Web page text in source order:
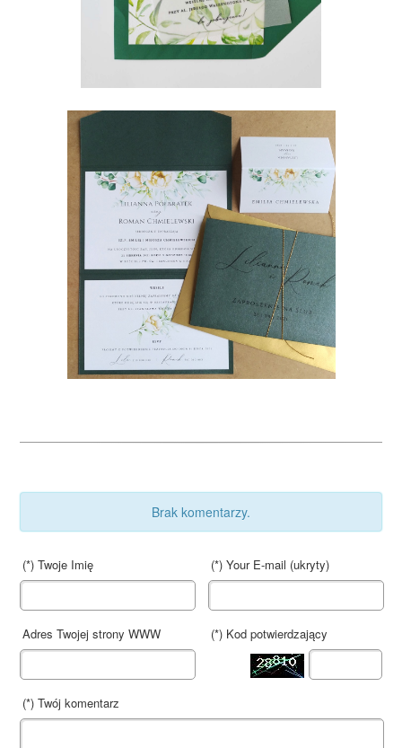
Brak komentarzy.
(*) Twoje Imię (*) Your E-mail (ukryty)
Adres Twojej strony WWW (*) Kod potwierdzający
(*) Twój komentarz